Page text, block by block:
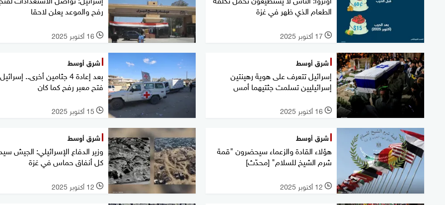
الطعام الذي ظهر في غزة
l 17 أكتوبر 2025
رفح والموعد يعلن لاحقا
l 16 أكتوبر 2025
شرق أوسط
إسرائيل تتعرف على هوية رهينتين
إسرائيليين تسلمت جثتيهما أمس
l 16 أكتوبر 2025
شرق أوسط
بعد إعادة 4 جثامين أخرى..
فتح معبر رفح كما كان
l 15 أكتوبر 2025
شرق أوسط
هؤلاء القادة والزعماء سيحضرون "قمة
شرم الشيخ للسلام" [محدّث]
l 12 أكتوبر 2025
شرق أوسط
وزير الدفاع الإسرائيلي: الجيش
كل أنفاق حماس في غزة
l 12 أكتوبر 2025